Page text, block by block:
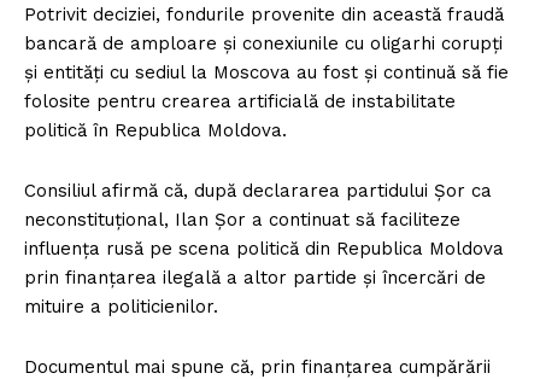
Potrivit deciziei, fondurile provenite din această fraudă
bancară de amploare și conexiunile cu oligarhi corupți
și entități cu sediul la Moscova au fost și continuă să fie
folosite pentru crearea artificială de instabilitate
politică în Republica Moldova.
Consiliul afirmă că, după declararea partidului Șor ca
neconstituțional, Ilan Șor a continuat să faciliteze
influența rusă pe scena politică din Republica Moldova
prin finanțarea ilegală a altor partide și încercări de
mituire a politicienilor.
Documentul mai spune că, prin finanțarea cumpărării